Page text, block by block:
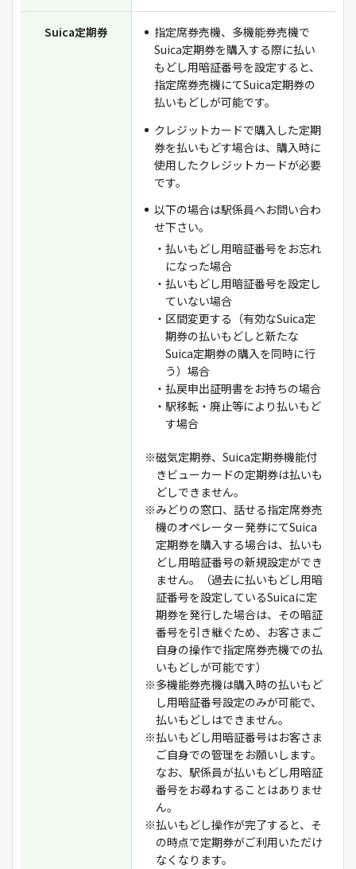
Suica定期券
指定席券売機、多機能券売機で
Suica定期券を購入する際に払い
もどし用暗証番号を設定すると、
指定席券売機にてSuica定期券の
払いもどしが可能です。
クレジットカードで購入した定期
券を払いもどす場合は、購入時に
使用したクレジットカードが必要
です。
以下の場合は駅係員へお問い合わ
せ下さい。
・払いもどし用暗証番号をお忘れ
になった場合
・払いもどし用暗証番号を設定し
ていない場合
・区間変更する（有効なSuica定
期券の払いもどしと新たな
Suica定期券の購入を同時に行
う）場合
・払戻申出証明書をお持ちの場合
・駅移転・廃止等により払いもど
す場合
※磁気定期券、Suica定期券機能付
きビューカードの定期券は払いも
どしできません。
※みどりの窓口、話せる指定席券売
機のオペレーター発券にてSuica
定期券を購入する場合は、払いも
どし用暗証番号の新規設定ができ
ません。（過去に払いもどし用暗
証番号を設定しているSuicaに定
期券を発行した場合は、その暗証
番号を引き継ぐため、お客さまご
自身の操作で指定席券売機での払
いもどしが可能です）
※多機能券売機は購入時の払いもど
し用暗証番号設定のみが可能で、
払いもどしはできません。
※払いもどし用暗証番号はお客さま
ご自身での管理をお願いします。
なお、駅係員が払いもどし用暗証
番号をお尋ねすることはありませ
ん。
※払いもどし操作が完了すると、そ
の時点で定期券がご利用いただけ
なくなります。